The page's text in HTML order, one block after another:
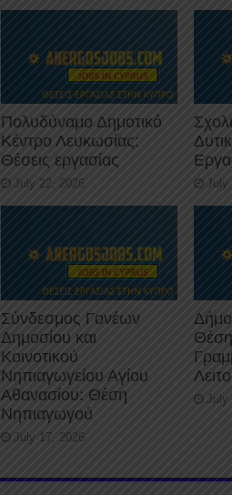
Πολυδύναμο Δημοτικό
Κέντρο Λευκωσίας:
Θέσεις εργασίας
July 22, 2026 July
Σύνδεσμος Γονέων
Δημοσίου και
Κοινοτικού
Νηπιαγωγείου Αγίου
Αθανασίου: Θέση
Νηπιαγωγού
July 17, 2026
July